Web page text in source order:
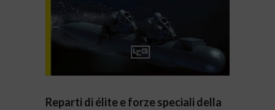
Reparti di élite e forze speciali della